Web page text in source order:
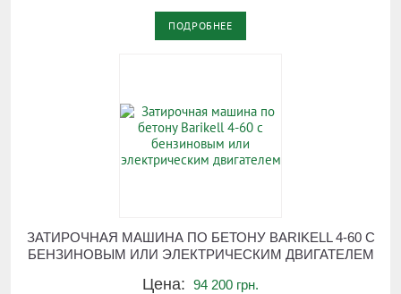
ПОДРОБНЕЕ
ЗАТИРОЧНАЯ МАШИНА ПО БЕТОНУ BARIKELL 4-60 С
БЕНЗИНОВЫМ ИЛИ ЭЛЕКТРИЧЕСКИМ ДВИГАТЕЛЕМ
Цена: 94 200 грн.